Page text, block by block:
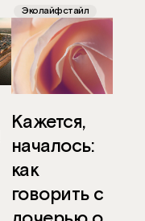
Эколайфстайл
Кажется,
началось:
как
говорить с